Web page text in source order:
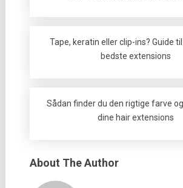
Tape, keratin eller clip-ins? Guide
bedste extensions
Sådan finder du den rigtige farve
dine hair extensions
About The Author